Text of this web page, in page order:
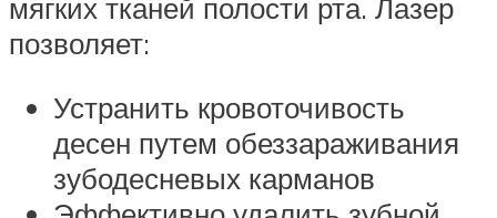
мягких тканей полости рта. Лазер
позволяет:
Устранить кровоточивость
десен путем обеззараживания
зубодесневых карманов